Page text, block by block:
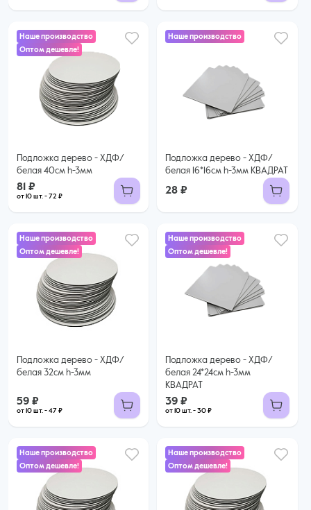
Наше производство
Оптом дешевле!
Подложка дерево - ХДФ/
белая 40см h-3мм
81 ₽
от 10 шт. - 72 ₽
81 ₽
72 ₽ за шт. при заказе от 10 шт.
Купить оптом
Наше производство
Подложка дерево - ХДФ/
белая 16*16см h-3мм КВАДРАТ
28 ₽
Наше производство
Оптом дешевле!
Подложка дерево - ХДФ/
белая 32см h-3мм
59 ₽
от 10 шт. - 47 ₽
59 ₽
47 ₽ за шт. при заказе от 10 шт.
Купить оптом
Наше производство
Оптом дешевле!
Подложка дерево - ХДФ/
белая 24*24см h-3мм
КВАДРАТ
39 ₽
от 10 шт. - 30 ₽
39 ₽
30 ₽ за шт. при заказе от 10 шт.
Купить оптом
Наше производство
Оптом дешевле!
31 ₽
Наше производство
Оптом дешевле!
37 ₽